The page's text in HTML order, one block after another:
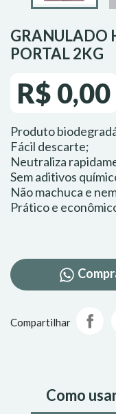
GRANULADO
PORTAL 2KG
R$ 0,00
Produto
Fácil descarte;
Neutraliza
Sem aditivos
Não machuca e
Prático e
Compartilhar
Como